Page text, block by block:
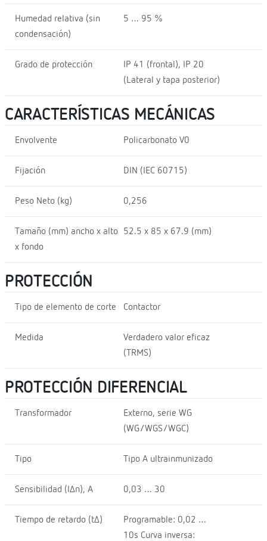
Humedad relativa (sin
condensación)
5 … 95 %
Grado de protección
IP 41 (frontal), IP 20
(Lateral y tapa posterior)
CARACTERÍSTICAS MECÁNICAS
Envolvente Policarbonato V0
Fijación DIN (IEC 60715)
Peso Neto (kg) 0,256
Tamaño (mm) ancho x alto
x fondo
52.5 x 85 x 67.9 (mm)
PROTECCIÓN
Tipo de elemento de corte Contactor
Medida
Verdadero valor eficaz
(TRMS)
PROTECCIÓN DIFERENCIAL
Transformador
Externo, serie WG
(WG/WGS/WGC)
Tipo Tipo A ultrainmunizado
Sensibilidad (I∆n), A 0,03 … 30
Tiempo de retardo (t∆)
Programable: 0,02 …
10s Curva inversa: